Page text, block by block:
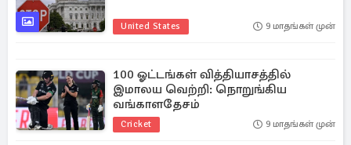
United States 9 மாதங்கள் முன்
100 ஓட்டங்கள் வித்தியாசத்தில்
இமாலய வெற்றி: நொறுங்கிய
வங்காளதேசம்
Cricket 9 மாதங்கள் முன்